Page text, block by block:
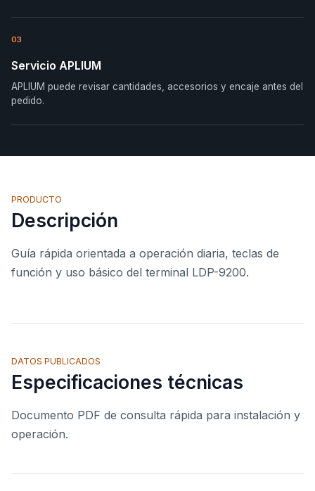
03
Servicio APLIUM
APLIUM puede revisar cantidades, accesorios y encaje antes del
pedido.
PRODUCTO
Descripción
Guía rápida orientada a operación diaria, teclas de
función y uso básico del terminal LDP-9200.
DATOS PUBLICADOS
Especificaciones técnicas
Documento PDF de consulta rápida para instalación y
operación.